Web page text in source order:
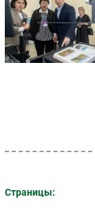
Страницы: